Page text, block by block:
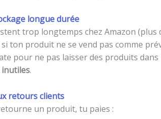
longue durée
trop longtemps chez Amazon (plus
ton produit ne se vend pas comme
pour ne pas laisser des produits
inutiles.
retours clients
un produit, tu paies :